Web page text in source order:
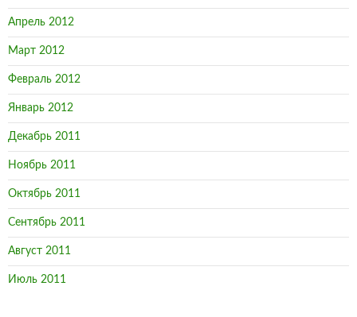
Апрель 2012
Март 2012
Февраль 2012
Январь 2012
Декабрь 2011
Ноябрь 2011
Октябрь 2011
Сентябрь 2011
Август 2011
Июль 2011